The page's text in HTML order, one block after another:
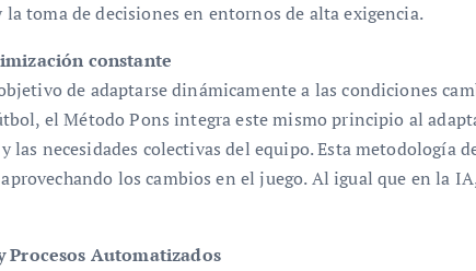
toma de decisiones en entornos de alta exigencia.
constante
de adaptarse dinámicamente a las condiciones
​​el Método Pons integra este mismo principio al
las necesidades colectivas del equipo. Esta
los cambios en el juego. Al igual que en
Automatizados